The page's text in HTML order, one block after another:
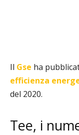
Il Gse ha
efficienza
del 2020.
Tee, i